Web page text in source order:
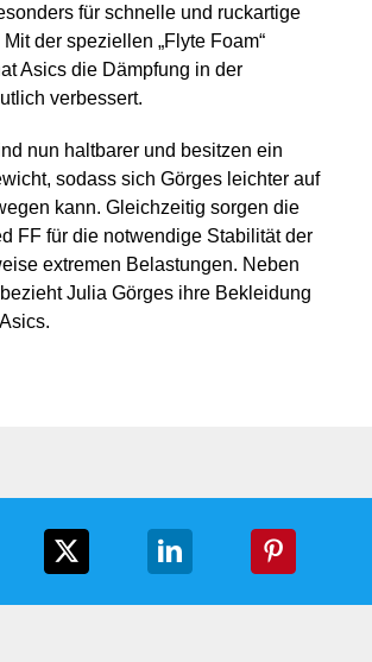
für schnelle und ruckartige
der speziellen „Flyte Foam“
Asics die Dämpfung in der
verbessert.
nun haltbarer und besitzen ein
sodass sich Görges leichter auf
kann. Gleichzeitig sorgen die
FF für die notwendige Stabilität der
extremen Belastungen. Neben
Julia Görges ihre Bekleidung